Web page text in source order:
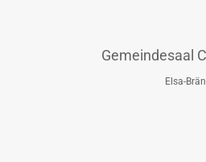
Gemeindesaal
Elsa-